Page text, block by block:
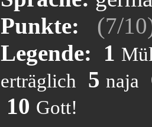
Punkte:
(7/10
Legende: 1
erträglich
5 naja
10 Gott!